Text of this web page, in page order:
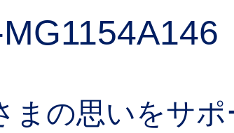
1154A146
まの思いをサ